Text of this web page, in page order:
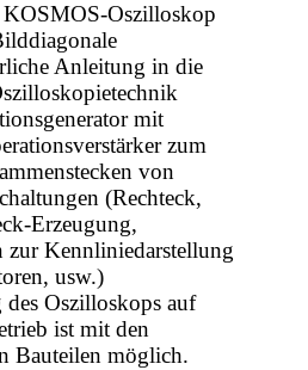
KOSMOS-Oszilloskop
Anleitung in die
mit
zum
von
(Rechteck,
Erzeugung,
zur Kennliniedarstellung
usw.)
Oszilloskops auf
ist mit den
Bauteilen möglich.